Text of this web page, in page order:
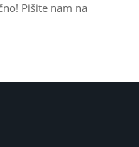
Pišite nam na